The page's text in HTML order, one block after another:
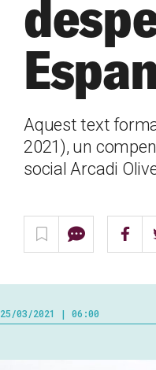
Aquest text
2021), un
social Arcadi
25/03/2021 | 06:00